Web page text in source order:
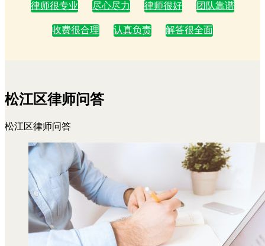
律师很专业 尽心尽力 律师很好 团队靠谱
收费很合理 认真负责 解答很全面
松江区律师问答
松江区律师问答